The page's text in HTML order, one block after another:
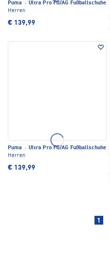
Puma · Ultra Pro FG/AG Fußballschuhe
Herren
€ 139,99
Puma · Ultra Pro FG/AG Fußballschuhe
Herren
€ 139,99
1